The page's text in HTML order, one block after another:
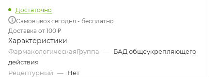
Достаточно
Самовывоз сегодня - бесплатно
Доставка от 100 ₽
Характеристики
ФармакологическаяГруппа — БАД общеукрепляющего
действия
Рецептурный — Нет